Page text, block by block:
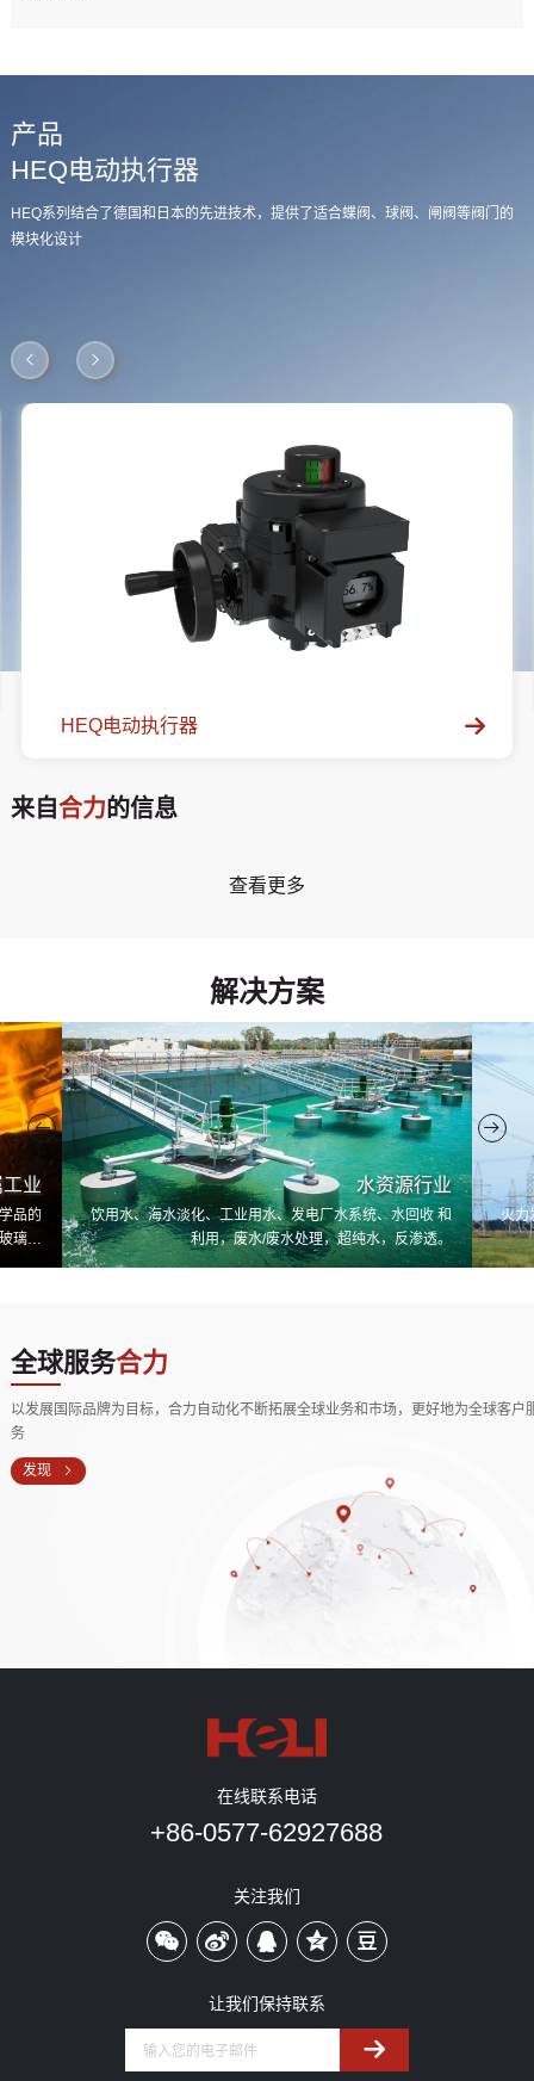
产品
气动球阀
产品
HOM电动执行器
HOM系列带行星齿轮的部分回转电动执行机构，用于机械传动。输出扭矩为
25~8000NM，无离合器手动操作。手动和电动分别操作。它在没有手柄或离合器
产品
HEQ电动执行器
HEQ系列结合了德国和日本的先进技术，提供了适合蝶阀、球阀、闸阀等阀门的
模块化设计
产品
LQ电动执行器
LQ系列部分回转阀电动装置是我公司开发的最新换代产品。适用于蝶阀、球阀、
旋塞阀、阻尼器等角行程操作的阀门。用于阀门的开启、关闭或调节控制。它可
产品
HL电动执行机构
电动执行机构用于控制0°~300°旋转的阀门和其他类似产品，如蝶阀、球阀、阻尼
器、旋塞阀、快门阀等。它是AC415V.380V、240V。220伏、110伏。DC12V。
楼宇自
产品
HEM多回转电动执行器
HEM系列可根据用户需求生产多种型号，如基础、智能、总线、智能拆分等形
式，安全、稳定、可靠，满足各领域不同应用场景HEM系列多回转电动执行机构
不同的速比，
产品
电动直行程执行器
产品
电动蝶阀
产品
电动球阀
产品
电动闸阀
产品
电动截止阀
产品
气动蝶阀
产品
气动球阀
产品
HOM电动执行器
HOM系列带行星齿轮的部分回转电动执行机构，用于机械传动。输出扭矩为
25~8000NM，无离合器手动操作。手动和电动分别操作。它在没有手柄或离合器
HEQ电动执行器
来自合力的信息
查看更多
解决方案
业
品的
璃或
水资源行业
饮用水、海水淡化、工业用水、发电厂水系统、水回收 和
利用，废水/废水处理，超纯水，反渗透。
火力
全球服务合力
以发展国际品牌为目标，合力自动化不断拓展全球业务和市场，更好地为全球客户
务
发现
在线联系电话
+86-0577-62927688
关注我们
让我们保持联系